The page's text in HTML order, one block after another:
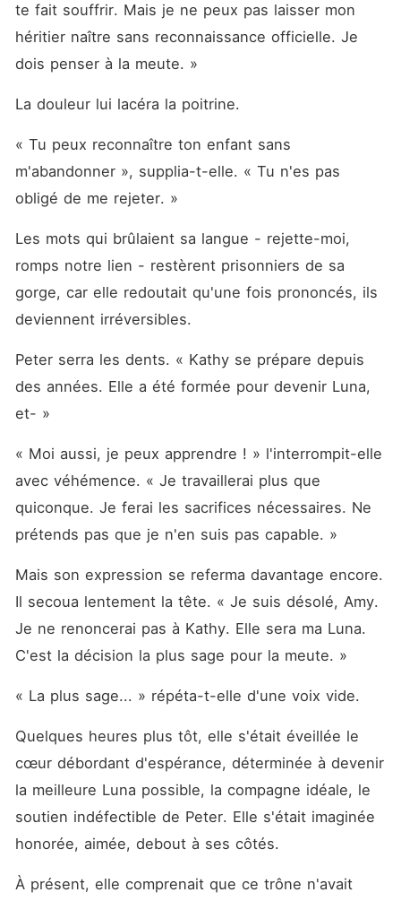
te fait souffrir. Mais je ne peux pas laisser mon
héritier naître sans reconnaissance officielle. Je
dois penser à la meute. »
La douleur lui lacéra la poitrine.
« Tu peux reconnaître ton enfant sans
m'abandonner », supplia-t-elle. « Tu n'es pas
obligé de me rejeter. »
Les mots qui brûlaient sa langue - rejette-moi,
romps notre lien - restèrent prisonniers de sa
gorge, car elle redoutait qu'une fois prononcés, ils
deviennent irréversibles.
Peter serra les dents. « Kathy se prépare depuis
des années. Elle a été formée pour devenir Luna,
et- »
« Moi aussi, je peux apprendre ! » l'interrompit-elle
avec véhémence. « Je travaillerai plus que
quiconque. Je ferai les sacrifices nécessaires. Ne
prétends pas que je n'en suis pas capable. »
Mais son expression se referma davantage encore.
Il secoua lentement la tête. « Je suis désolé, Amy.
Je ne renoncerai pas à Kathy. Elle sera ma Luna.
C'est la décision la plus sage pour la meute. »
« La plus sage... » répéta-t-elle d'une voix vide.
Quelques heures plus tôt, elle s'était éveillée le
cœur débordant d'espérance, déterminée à devenir
la meilleure Luna possible, la compagne idéale, le
soutien indéfectible de Peter. Elle s'était imaginée
honorée, aimée, debout à ses côtés.
À présent, elle comprenait que ce trône n'avait